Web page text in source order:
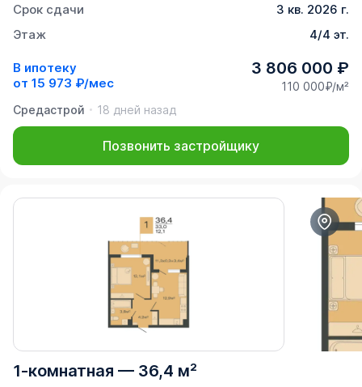
Срок сдачи
3 кв. 2026 г.
Этаж
4/4 эт.
В ипотеку
от 15 973 ₽/мес
3 806 000 ₽
110 000₽/м²
Средастрой
18 дней назад
Позвонить застройщику
1-комнатная — 36,4 м²